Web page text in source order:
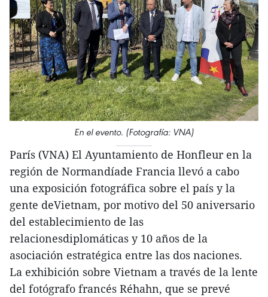
En el evento. (Fotografía: VNA)
París (VNA) El Ayuntamiento de Honfleur en la
región de Normandíade Francia llevó a cabo
una exposición fotográfica sobre el país y la
gente deVietnam, por motivo del 50 aniversario
del establecimiento de las
relacionesdiplomáticas y 10 años de la
asociación estratégica entre las dos naciones.
La exhibición sobre Vietnam a través de la lente
del fotógrafo francés Réhahn, que se prevé